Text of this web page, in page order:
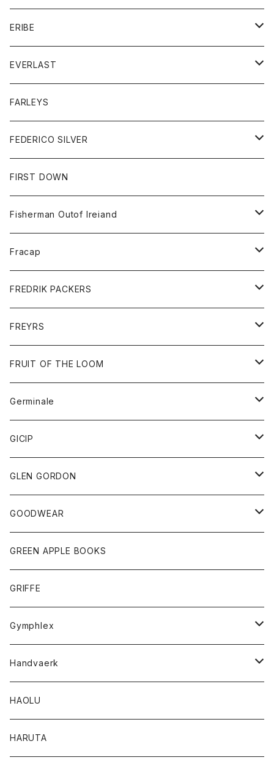
シャツ
Tシャツ
グッズ
帽子
トップス
シャツ
セーター
ボトム
ショートパンツ
パンツ
レディース
コート
ジャケット
Tシャツ
ボトム
ERIBE
ニット
EVERLAST
トップス
ジャケット
スエットシャツ
ボトム
スエットパンツ
グッズ
帽子
FARLEYS
FEDERICO SILVER
アクセサリー
FIRST DOWN
Fisherman Outof Ireiand
ニット
Fracap
グッズ
靴
FREDRIK PACKERS
アクセサリー
バッグ
FREYRS
サングラス
FRUIT OF THE LOOM
アウター
パーカー
グッズ
ネクタイ
チーフ
トップス
シャツ
タンクトップ
ボトム
ショートパンツ
スカート
レディース
スカート
Tシャツ
Germinale
靴
サンダル
GICIP
トップス
Tシャツ
GLEN GORDON
グッズ
手袋
GOODWEAR
トップス
Tシャツ
GREEN APPLE BOOKS
GRIFFE
Gymphlex
アウター
カーディガン
コート
トップス
シャツ
レディース
Handvaerk
トップス
Tシャツ
HAOLU
HARUTA